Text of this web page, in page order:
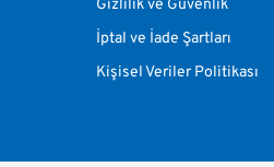
Gizlilik ve Güvenlik
İptal ve İade Şartları
Kişisel Veriler Politikası